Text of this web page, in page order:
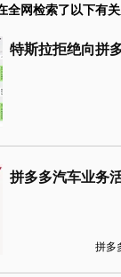
全网检索了以下有
拼多